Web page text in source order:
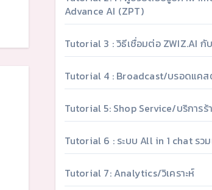
Advance AI (ZPT)
Tutorial 3 : วิธีเชื่อมต่อ ZWIZ.AI กั
Tutorial 4 : Broadcast/บรอดแค
Tutorial 5: Shop Service/บริการร้
Tutorial 6 : ระบบ All in 1 chat รว
Tutorial 7: Analytics/วิเคราะห์